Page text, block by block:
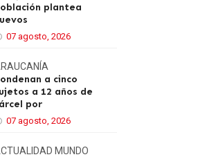
plantea
07 agosto, 2026
a cinco
a 12 años de
por
07 agosto, 2026
MUNDO